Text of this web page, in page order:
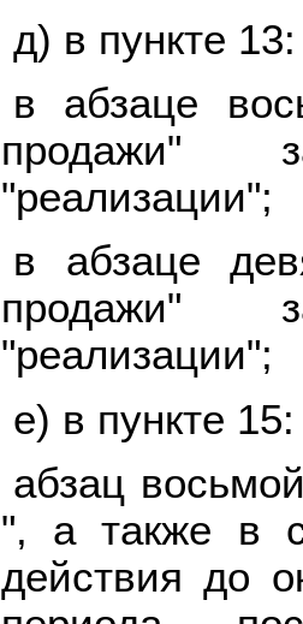
д) в пункте 13:
в абзаце
продажи"
"реализации";
в абзаце
продажи"
"реализации";
е) в пункте 15:
абзац
", а также в
действия до